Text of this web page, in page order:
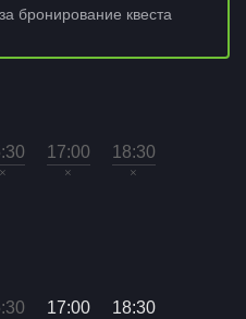
бронирование квеста
×
17:00
×
18:30
×
17:00 18:30